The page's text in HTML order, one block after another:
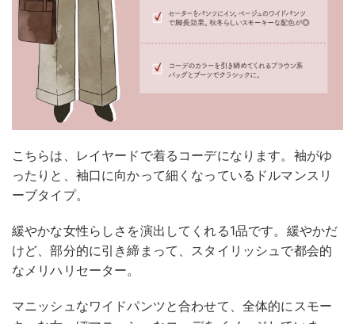
こちらは、レイヤードで着るコーデになります。袖がゆ
ったりと、袖口に向かって細くなっているドルマンスリ
ーブタイプ。
緩やかな女性らしさを演出してくれる1品です。緩やかだ
けど、部分的に引き締まって、スタイリッシュで都会的
なメリハリセーター。
マニッシュなワイドパンツと合わせて、全体的にスモー